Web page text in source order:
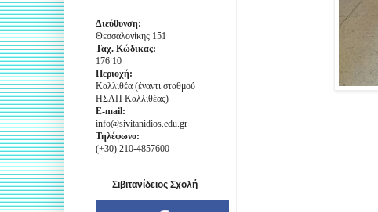
Διεύθυνση:
Θεσσαλονίκης 151
Ταχ. Κώδικας:
176 10
Περιοχή:
Καλλιθέα (έναντι σταθμού
ΗΣΑΠ Καλλιθέας)
E-mail:
info@sivitanidios.edu.gr
Τηλέφωνο:
(+30) 210-4857600
Σιβιτανίδειος Σχολή